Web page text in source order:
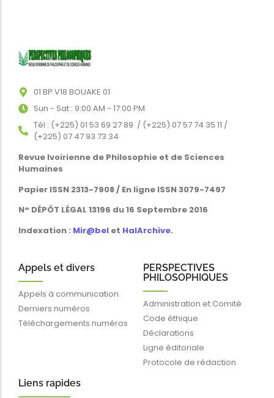
01 BP V18 BOUAKE 01
Sun - Sat : 9:00 AM - 17:00 PM
Tél : (+225) 01 53 69 27 89 / (+225) 07 57 74 35 11 /
(+225) 07 47 93 73 34
Revue Ivoirienne de Philosophie et de Sciences
Humaines
Papier ISSN 2313-7908 / En ligne ISSN 3079-7497
N° DÉPÔT LÉGAL 13196 du 16 Septembre 2016
Indexation : Mir@bel et HalArchive.
Appels et divers
Appels à communication
Derniers numéros
Téléchargements numéros
PERSPECTIVES
PHILOSOPHIQUES
Administration et Comité
Code éthique
Déclarations
Ligne éditoriale
Protocole de rédaction
Liens rapides